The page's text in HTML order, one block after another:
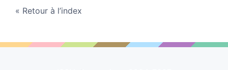
Retour à l’index